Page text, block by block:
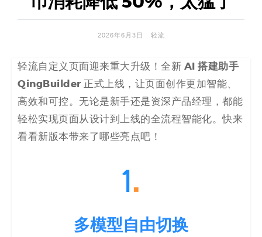
I
代
码
解
2026年6月3日 轻流
轻流自定义页面迎来重大升级！全新 AI 搭建助手
QingBuilder 正式上线，让页面创作更加智能、
高效和可控。无论是新手还是资深产品经理，都能
轻松实现页面从设计到上线的全流程智能化。快来
看看新版本带来了哪些亮点吧！
多模型自由切换